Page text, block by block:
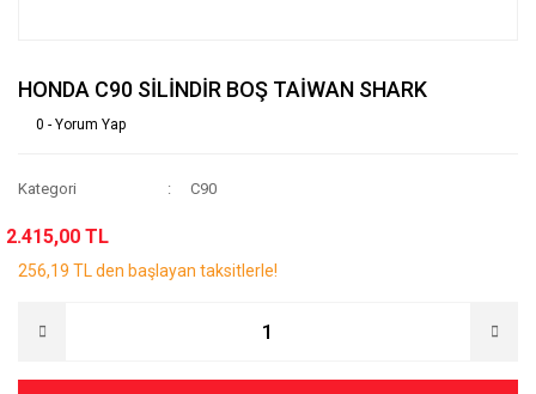
HONDA C90 SİLİNDİR BOŞ TAİWAN SHARK
0 - Yorum Yap
Kategori C90
2.415,00 TL
256,19 TL den başlayan taksitlerle!